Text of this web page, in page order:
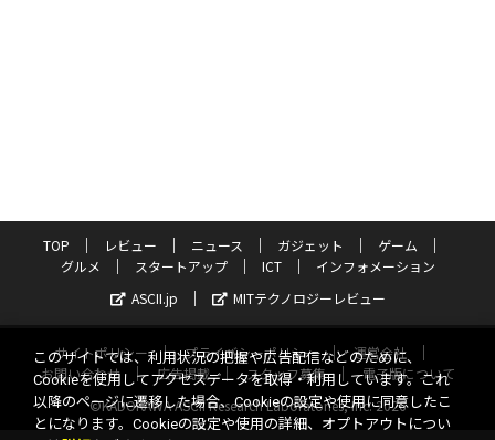
TOP レビュー ニュース ガジェット
ゲーム
グルメ
スタートアップ ICT
インフォメーション
ASCII.jp
MITテクノロジーレビュー
サイトポリシー プライバシーポリシー
運営会社
お問い合わせ
広告掲載 スタッフ募集
電子版について
©KADOKAWA ASCII Research Laboratories, Inc. 2026
このサイトでは、利用状況の把握や広告配信などのために、
Cookieを使用してアクセスデータを取得・利用しています。これ
以降のページに遷移した場合、Cookieの設定や使用に同意したこ
とになります。Cookieの設定や使用の詳細、オプトアウトについ